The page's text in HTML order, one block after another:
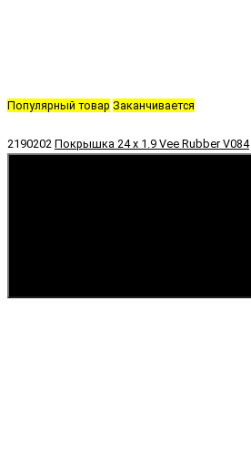
Популярный товар Заканчивается
2190202 Покрышка 24 x 1.9 Vee Rubber V084